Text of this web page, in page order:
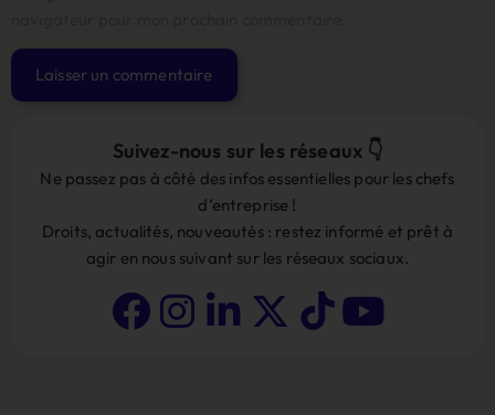
Suivez-nous sur les réseaux 👇
Ne passez pas à côté des infos essentielles pour les chefs
d’entreprise !
Droits, actualités, nouveautés : restez informé et prêt à
agir en nous suivant sur les réseaux sociaux.